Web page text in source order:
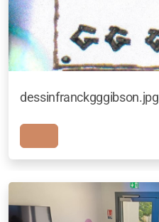
dessinfranckgggibson.jpg